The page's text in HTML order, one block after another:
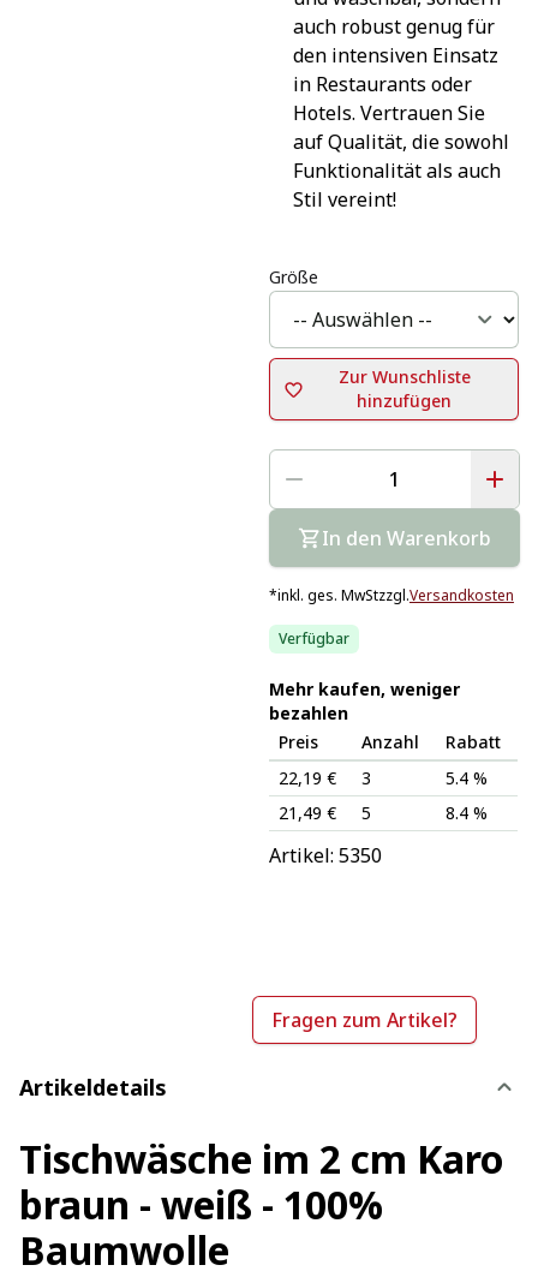
auch robust genug für
den intensiven Einsatz
in Restaurants oder
Hotels. Vertrauen Sie
auf Qualität, die sowohl
Funktionalität als auch
Stil vereint!
Größe
Zur Wunschliste
hinzufügen
In den Warenkorb
*inkl. ges. MwStzzgl.Versandkosten
Verfügbar
Mehr kaufen, weniger
bezahlen
Preis
Anzahl
Rabatt
22,19 €
3
5.4 %
21,49 €
5 8.4 %
Artikel: 5350
Fragen zum Artikel?
Artikeldetails
Tischwäsche im 2 cm Karo
braun - weiß - 100%
Baumwolle